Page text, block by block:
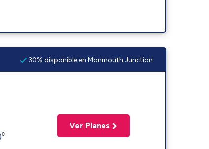
30% disponible en Monmouth Junction
◊
Ver Planes